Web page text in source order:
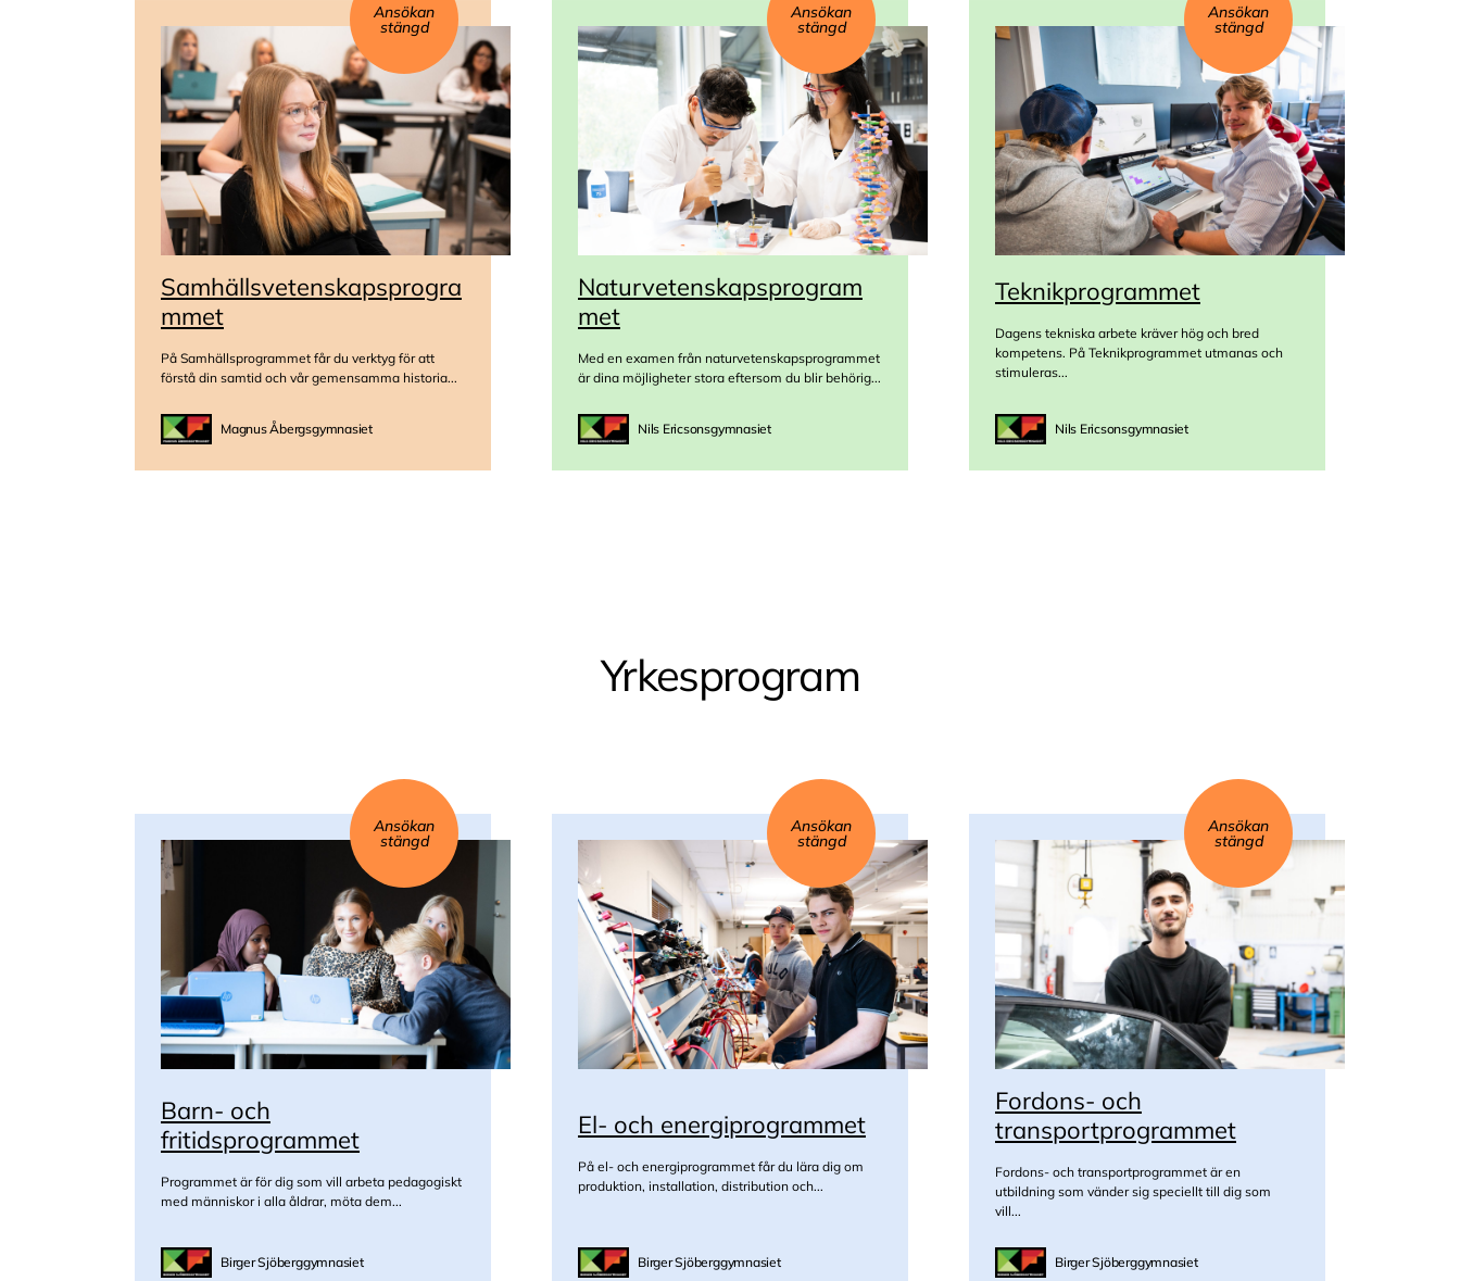
Ansökan
stängd
Samhällsvetenskapsprogra
mmet
På Samhällsprogrammet får du verktyg för att
förstå din samtid och vår gemensamma historia...
Magnus Åbergsgymnasiet
Ansökan
stängd
Naturvetenskapsprogram
met
Med en examen från naturvetenskapsprogrammet
är dina möjligheter stora eftersom du blir behörig...
Nils Ericsonsgymnasiet
Ansökan
stängd
Teknikprogrammet
Dagens tekniska arbete kräver hög och bred
kompetens. På Teknikprogrammet utmanas och
stimuleras...
Nils Ericsonsgymnasiet
Yrkesprogram
Ansökan
stängd
Barn- och
fritidsprogrammet
Programmet är för dig som vill arbeta pedagogiskt
med människor i alla åldrar, möta dem...
Birger Sjöberggymnasiet
Ansökan
stängd
El- och energiprogrammet
På el- och energiprogrammet får du lära dig om
produktion, installation, distribution och...
Birger Sjöberggymnasiet
Ansökan
stängd
Fordons- och
transportprogrammet
Fordons- och transportprogrammet är en
utbildning som vänder sig speciellt till dig som
vill...
Birger Sjöberggymnasiet